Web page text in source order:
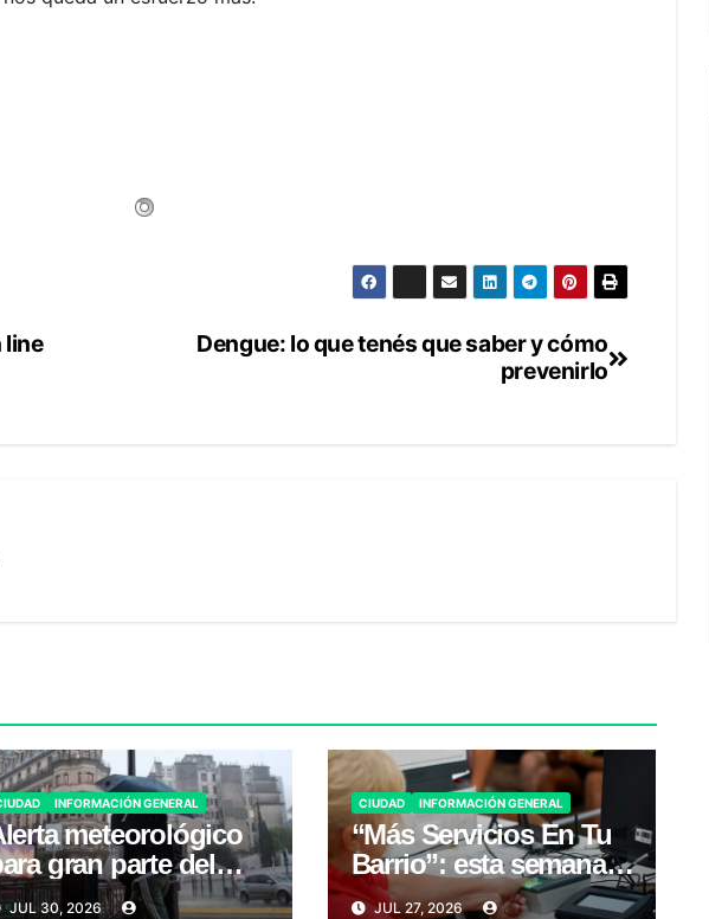
Dengue: lo que tenés que saber y cómo
prevenirlo
line
INFORMACIÓN GENERAL
meteorológico
gran parte del
31
JUL 30, 2026
CIUDAD INFORMACIÓN GENERAL
“Más Servicios En Tu
Barrio”: esta semana
en San Telmo
JUL 27, 2026